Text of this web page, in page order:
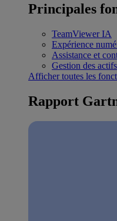
Principales
TeamViewer IA
Expérience
Assistance et
Gestion des
Afficher toutes les
Rapport